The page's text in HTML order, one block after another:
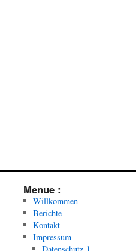
Menue :
Willkommen
Berichte
Kontakt
Impressum